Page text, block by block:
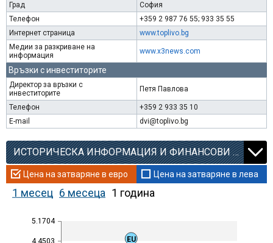
Град
София
Телефон
+359 2 987 76 55; 933 35 55
Интернет страница
www.toplivo.bg
Медии за разкриване на
информация
www.x3news.com
Връзки с инвеститорите
Директор за връзки с
инвеститорите
Петя Павлова
Телефон
+359 2 933 35 10
E-mail
dvi@toplivo.bg
ИСТОРИЧЕСКА ИНФОРМАЦИЯ И ФИНАНСОВИ КОЕФИЦИЕНТИ
Цена на затваряне в евро Цена на затваряне в лева
1 месец 6 месеца 1 година
4.4503
5.1704
EU